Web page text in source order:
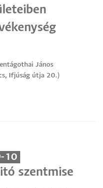
János
Ifjúság útja 20.)
10
szentmise